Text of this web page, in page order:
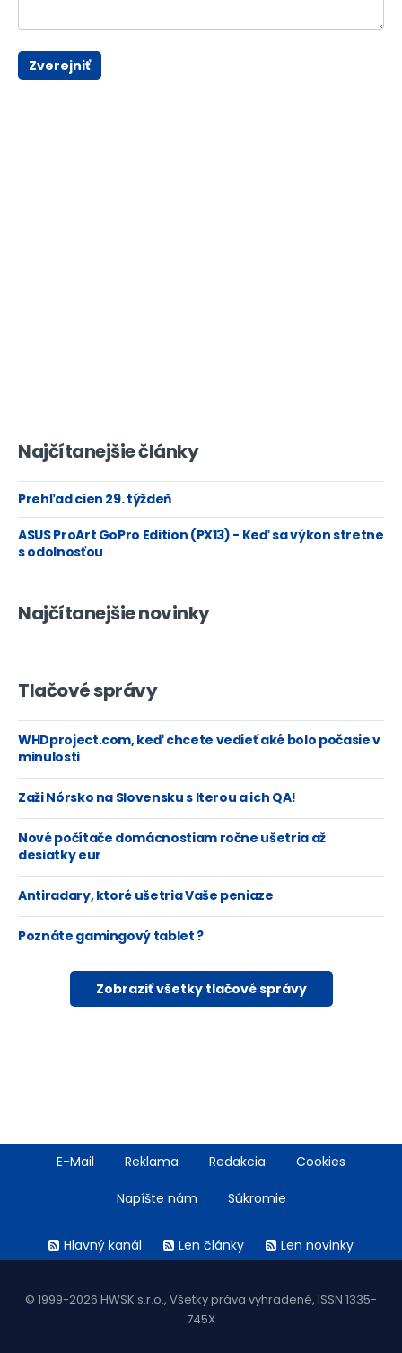
Zverejniť
Najčítanejšie články
Prehľad cien 29. týždeň
ASUS ProArt GoPro Edition (PX13) - Keď sa výkon stretne
s odolnosťou
Najčítanejšie novinky
Tlačové správy
WHDproject.com, keď chcete vedieť aké bolo počasie v
minulosti
Zaži Nórsko na Slovensku s Iterou a ich QA!
Nové počítače domácnostiam ročne ušetria až
desiatky eur
Antiradary, ktoré ušetria Vaše peniaze
Poznáte gamingový tablet ?
Zobraziť všetky tlačové správy
FooterE-Mail Reklama Redakcia Cookies
Napíšte nám Súkromie
menuHlavný kanál Len články Len novinky
© 1999-2026 HWSK s.r.o., Všetky práva vyhradené, ISSN 1335-
745X